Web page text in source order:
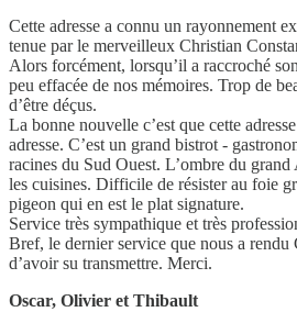
Cette adresse a connu un rayonnement
tenue par le merveilleux Christian
Alors forcément, lorsqu’il a raccroché
peu effacée de nos mémoires. Trop de
d’être déçus.
La bonne nouvelle c’est que cette
adresse. C’est un grand bistrot -
racines du Sud Ouest. L’ombre du
les cuisines. Difficile de résister au foie
pigeon qui en est le plat signature.
Service très sympathique et très
Bref, le dernier service que nous a rendu
d’avoir su transmettre. Merci.
Oscar, Olivier et Thibault